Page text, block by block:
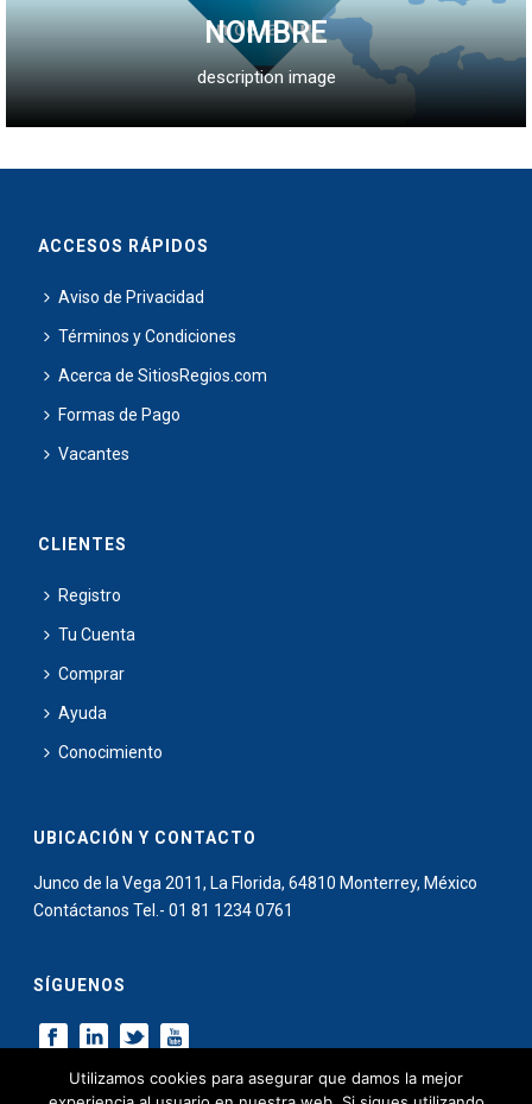
NOMBRE
description image
ACCESOS RÁPIDOS
Aviso de Privacidad
Términos y Condiciones
Acerca de SitiosRegios.com
Formas de Pago
Vacantes
CLIENTES
Registro
Tu Cuenta
Comprar
Ayuda
Conocimiento
UBICACIÓN Y CONTACTO
Junco de la Vega 2011, La Florida, 64810 Monterrey, México
Contáctanos Tel.- 01 81 1234 0761
SÍGUENOS
Utilizamos cookies para asegurar que damos la mejor